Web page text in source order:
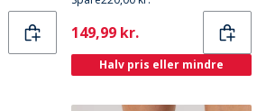
Current
149,99 kr.
Halv pris eller mindre